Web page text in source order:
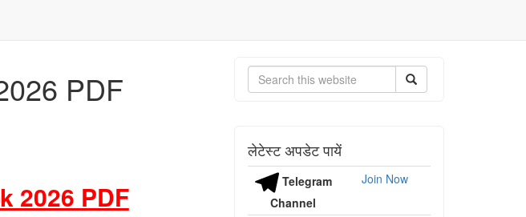
PDF
2026 PDF
Search
लेटेस्ट अपडेट पायें
Telegram
Channel
Join Now